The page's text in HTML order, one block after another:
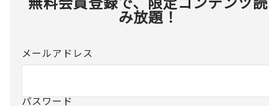
み放題！
メールアドレス
パスワード